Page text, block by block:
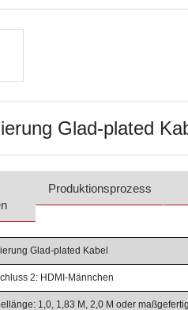
Glad-plated
Produktionsprozess
Glad-plated Kabel
2: HDMI-Männchen
1,0, 1,83 M, 2,0 M oder